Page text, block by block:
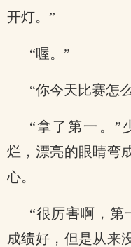
开灯。”
“喔。”
“你今天比赛怎
“拿了第一。”
烂，漂亮的眼睛弯
心。
“很厉害啊，第
成绩好，但是从来